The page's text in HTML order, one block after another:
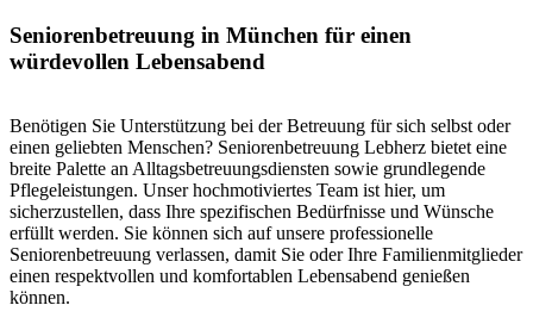
Senioren­betreuung in München für einen
würdevollen Lebensabend
Benötigen Sie Unterstützung bei der Betreuung für sich selbst oder
einen geliebten Menschen? Seniorenbetreuung Lebherz bietet eine
breite Palette an Alltagsbetreuungsdiensten sowie grundlegende
Pflegeleistungen. Unser hochmotiviertes Team ist hier, um
sicherzustellen, dass Ihre spezifischen Bedürfnisse und Wünsche
erfüllt werden. Sie können sich auf unsere professionelle
Seniorenbetreuung verlassen, damit Sie oder Ihre Familienmitglieder
einen respektvollen und komfortablen Lebensabend genießen
können.